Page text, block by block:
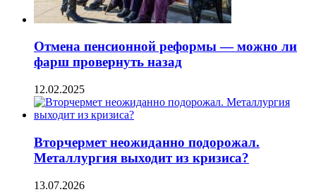
Отмена пенсионной реформы — можно ли
фарш провернуть назад
12.02.2025
Вторчермет неожиданно подорожал.
Металлургия выходит из кризиса?
13.07.2026